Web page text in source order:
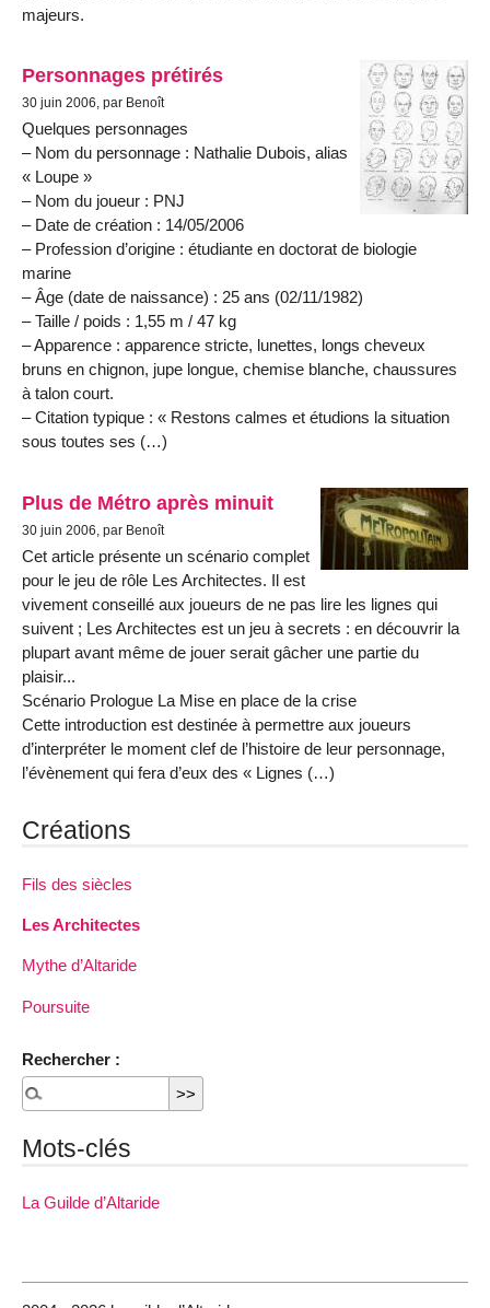
majeurs.
Personnages prétirés
30 juin 2006, par Benoît
Quelques personnages
– Nom du personnage : Nathalie Dubois, alias
« Loupe »
– Nom du joueur : PNJ
– Date de création : 14/05/2006
– Profession d’origine : étudiante en doctorat de biologie
marine
– Âge (date de naissance) : 25 ans (02/11/1982)
– Taille / poids : 1,55 m / 47 kg
– Apparence : apparence stricte, lunettes, longs cheveux
bruns en chignon, jupe longue, chemise blanche, chaussures
à talon court.
– Citation typique : « Restons calmes et étudions la situation
sous toutes ses (…)
Plus de Métro après minuit
30 juin 2006, par Benoît
Cet article présente un scénario complet
pour le jeu de rôle Les Architectes. Il est
vivement conseillé aux joueurs de ne pas lire les lignes qui
suivent ; Les Architectes est un jeu à secrets : en découvrir la
plupart avant même de jouer serait gâcher une partie du
plaisir...
Scénario Prologue La Mise en place de la crise
Cette introduction est destinée à permettre aux joueurs
d’interpréter le moment clef de l’histoire de leur personnage,
l’évènement qui fera d’eux des « Lignes (…)
Créations
Fils des siècles
Les Architectes
Mythe d’Altaride
Poursuite
Rechercher :
Mots-clés
La Guilde d’Altaride